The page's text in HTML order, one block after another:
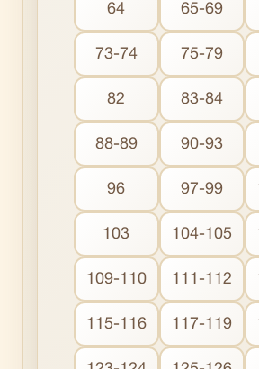
64 65-69
73-74 75-79
82 83-84
88-89 90-93
96 97-99
103 104-105
109-110 111-112
115-116 117-119